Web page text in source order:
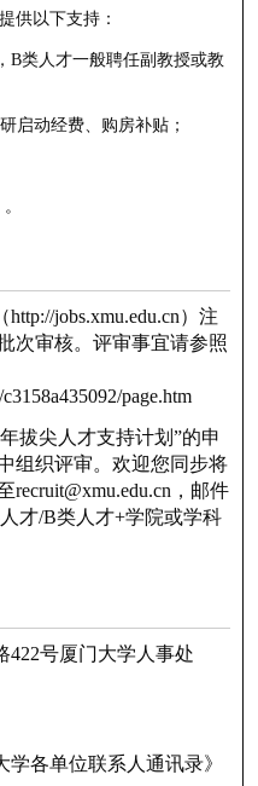
供以下支持：
B类人才一般聘任副教授或教
启动经费、购房补贴；
jobs.xmu.edu.cn）注
次审核。评审事宜请参照
page.htm
拔尖人才支持计划”的申
组织评审。欢迎您同步将
，邮件
才/B类人才+学院或学科
422号厦门大学人事处
各单位联系人通讯录》